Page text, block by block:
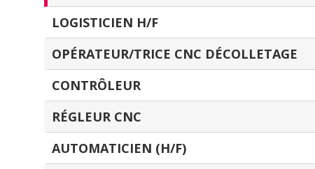
LOGISTICIEN H/F
OPÉRATEUR/TRICE CNC DÉCOLLETAGE
CONTRÔLEUR
RÉGLEUR CNC
AUTOMATICIEN (H/F)